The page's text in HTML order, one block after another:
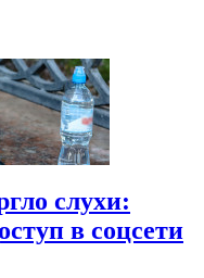
слухи:
в соцсети